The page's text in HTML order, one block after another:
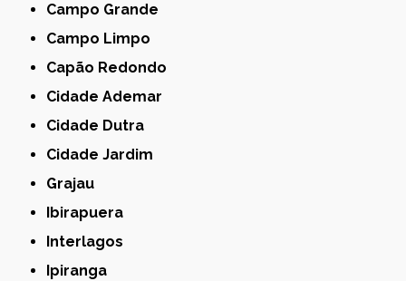
Campo Grande
Campo Limpo
Capão Redondo
Cidade Ademar
Cidade Dutra
Cidade Jardim
Grajau
Ibirapuera
Interlagos
Ipiranga